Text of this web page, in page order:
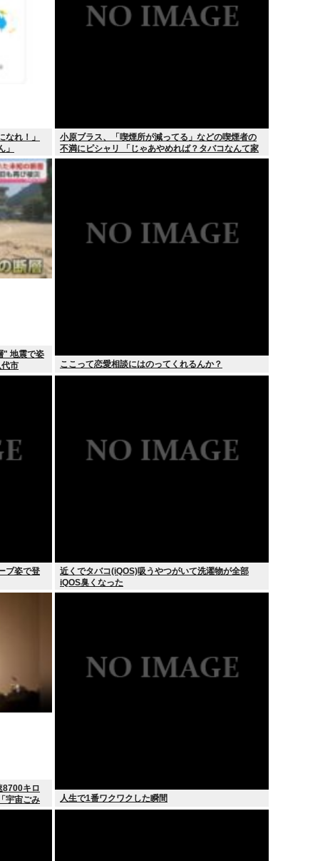
なれ！」
」
小原ブラス、「喫煙所が減ってる」などの喫煙者の
不満にピシャリ 「じゃあやめれば？タバコなんて家
でだけ吸ってればいい」
" 地震で姿
市
ここって恋愛相談にはのってくれるんか？
ブ姿で登
近くでタバコ(iQOS)吸うやつがいて洗濯物が全部
iQOS臭くなった
8700キロ
宇宙ごみ
人生で1番ワクワクした瞬間